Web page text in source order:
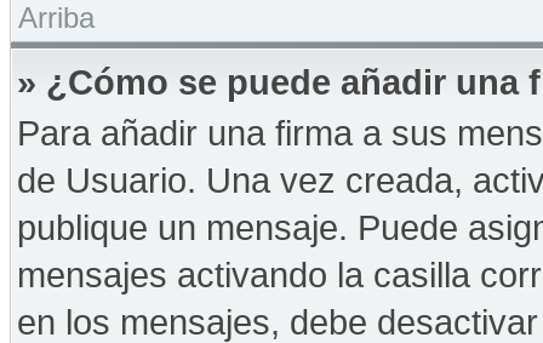
Arriba
» ¿Cómo se puede añadir una
Para añadir una firma a sus
de Usuario. Una vez creada,
publique un mensaje. Puede
mensajes activando la casilla
en los mensajes, debe